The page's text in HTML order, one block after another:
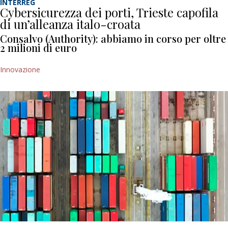
INTERREG
Cybersicurezza dei porti, Trieste capofila
di un’alleanza italo-croata
Consalvo (Authority): abbiamo in corso per oltre
2 milioni di euro
Innovazione